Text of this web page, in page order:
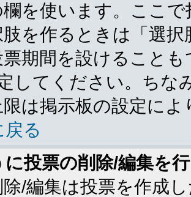
を使います。ここ
を作るときは「選
票期間を設けること
してください。ちな
限は掲示板の設定に
戻る
に投票の削除/編集を
/編集は投票を作成